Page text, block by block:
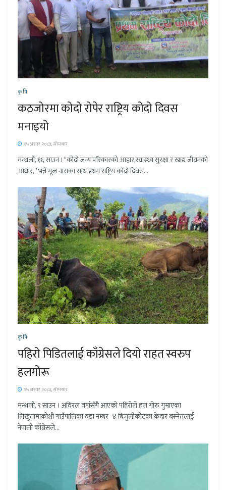
कृषि
कठजोरमा कोदो रोपेर राष्ट्रिय कोदो दिवस
मनाइयो
१५ असार २०८३, सोमबार
मन्थली, १६ साउन ।“कोदो जन्य परिकारको आहार,स्वास्थ्य सुरक्षा र खाद्य जीवनको
आधार,” भन्ने मूल नाराका साथ प्रथम राष्ट्रिय कोदो दिवस...
कृषि
पहिरो पिडितलाई काँग्रेसले दियो राहत स्वरुप
हलगोरू
१५ असार २०८३, सोमबार
मन्थली, ९ साउन । अविरल वर्षासँगै आएको पहिरोले हल गोरु गुमाएका
लिखुतामाकोशी गाउँपालिका वडा नम्बर–४ बिजुलीकोटका केदार बस्नेतलाई
नेपाली काँग्रेसले...